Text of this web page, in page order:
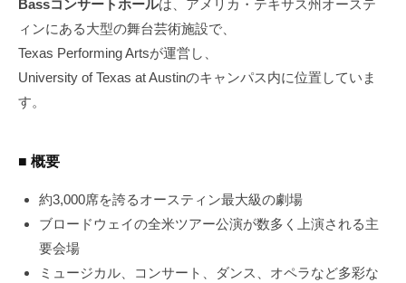
Bassコンサートホールは、アメリカ・テキサス州オーステ
ィンにある大型の舞台芸術施設で、
Texas Performing Artsが運営し、
University of Texas at Austinのキャンパス内に位置していま
す。
■ 概要
約3,000席を誇るオースティン最大級の劇場
ブロードウェイの全米ツアー公演が数多く上演される主
要会場
ミュージカル、コンサート、ダンス、オペラなど多彩な